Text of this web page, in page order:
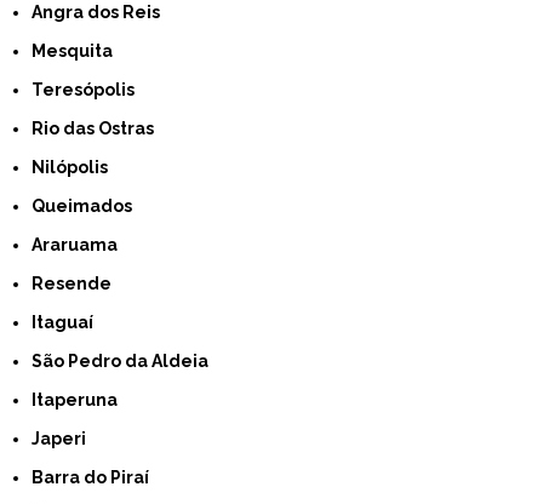
Angra dos Reis
Mesquita
Teresópolis
Rio das Ostras
Nilópolis
Queimados
Araruama
Resende
Itaguaí
São Pedro da Aldeia
Itaperuna
Japeri
Barra do Piraí